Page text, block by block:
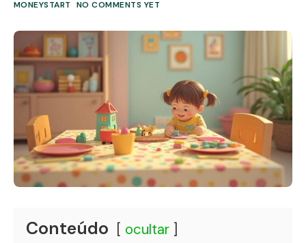
MONEYSTART NO COMMENTS YET
Conteúdo ocultar